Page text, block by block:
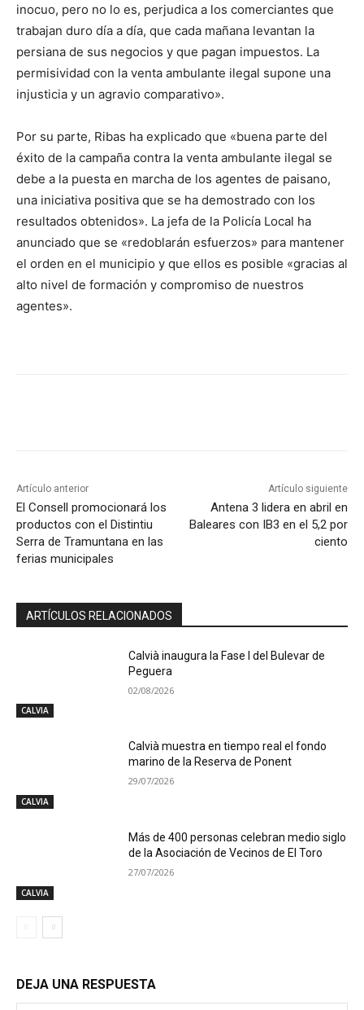
inocuo, pero no lo es, perjudica a los comerciantes que
trabajan duro día a día, que cada mañana levantan la
persiana de sus negocios y que pagan impuestos. La
permisividad con la venta ambulante ilegal supone una
injusticia y un agravio comparativo».
Por su parte, Ribas ha explicado que «buena parte del
éxito de la campaña contra la venta ambulante ilegal se
debe a la puesta en marcha de los agentes de paisano,
una iniciativa positiva que se ha demostrado con los
resultados obtenidos». La jefa de la Policía Local ha
anunciado que se «redoblarán esfuerzos» para mantener
el orden en el municipio y que ellos es posible «gracias al
alto nivel de formación y compromiso de nuestros
agentes».
Artículo anterior
El Consell promocionará los
productos con el Distintiu
Serra de Tramuntana en las
ferias municipales
Artículo siguiente
Antena 3 lidera en abril en
Baleares con IB3 en el 5,2 por
ciento
ARTÍCULOS RELACIONADOS
CALVIA
Calvià inaugura la Fase I del Bulevar de
Peguera
02/08/2026
CALVIA
Calvià muestra en tiempo real el fondo
marino de la Reserva de Ponent
29/07/2026
CALVIA
Más de 400 personas celebran medio siglo
de la Asociación de Vecinos de El Toro
27/07/2026
DEJA UNA RESPUESTA